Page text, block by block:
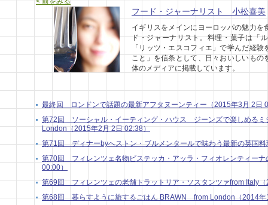
フード・ジャーナリスト 小松喜美
イギリスをメインにヨーロッパの魅力を
ド・ジャーナリスト。料理・菓子は「
「リッツ・エスコフィエ」で学んだ経
こと」を信条として、日々おいしいもの
体のメディアに掲載しています。
最終回 ロンドンで話題の最新アフタヌーンティー（2015年3月 2日
第72回 ソーシャル・イーティング・ハウス ジーンズで楽しめるミ
London（2015年2月 2日 02:38）
第71回 ディナーbyへストン・ブルメンタールで味わう最新の英国
第70回 フィレンツェ名物ビステッカ・アッラ・フィオレンティー
00:00）
第69回 フィレンツェの老舗トラットリア・ソスタンツァfrom Italy
第68回 暮らすように旅するごはん BRAWN from London（2014年